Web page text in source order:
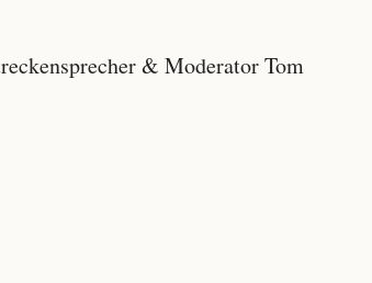
& Moderator Tom